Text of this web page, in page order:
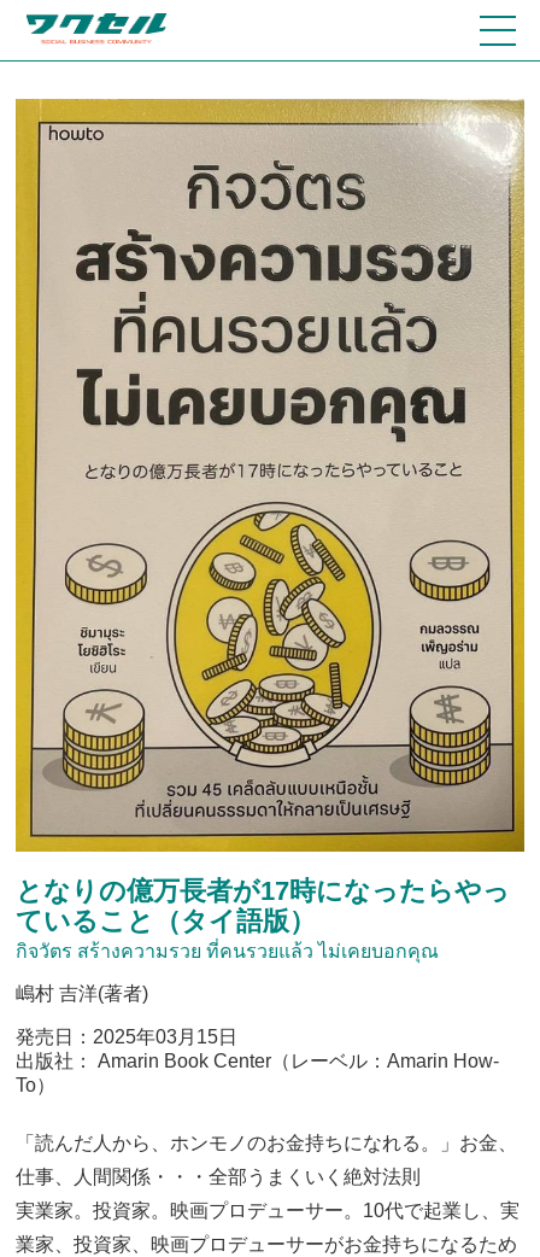
となりの億万長者が17時になったらやっ
ていること（タイ語版）
กิจวัตร สร้างความรวย ที่คนรวยแล้ว ไม่เคยบอกคุณ
嶋村 吉洋(著者)
発売日：2025年03月15日
出版社： Amarin Book Center（レーベル：Amarin How-
To）
「読んだ人から、ホンモノのお金持ちになれる。」お金、
仕事、人間関係・・・全部うまくいく絶対法則
実業家。投資家。映画プロデューサー。10代で起業し、実
業家、投資家、映画プロデューサーがお金持ちになるため